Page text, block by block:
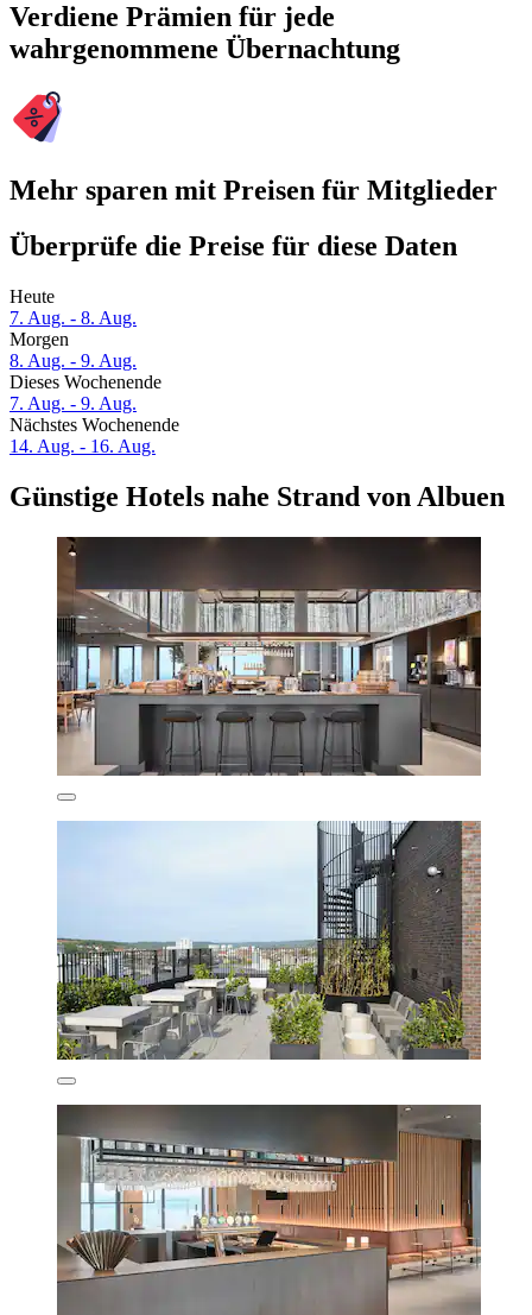
Verdiene Prämien für jede
wahrgenommene Übernachtung
Mehr sparen mit Preisen für Mitglieder
Überprüfe die Preise für diese Daten
Heute
7. Aug. - 8. Aug.
Morgen
8. Aug. - 9. Aug.
Dieses Wochenende
7. Aug. - 9. Aug.
Nächstes Wochenende
14. Aug. - 16. Aug.
Günstige Hotels nahe Strand von Albuen